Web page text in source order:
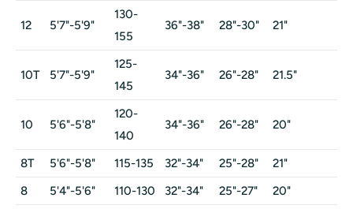
12 5'7"-5'9"
130-
155
36"-38" 28"-30" 21"
10T 5'7"-5'9"
125-
145
34"-36" 26"-28" 21.5"
10 5'6"-5'8"
120-
140
34"-36" 26"-28" 20"
8T 5'6"-5'8" 115-135 32"-34" 25"-28" 21"
8
5'4"-5'6" 110-130 32"-34" 25"-27" 20"